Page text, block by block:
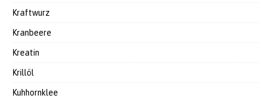
Kraftwurz
Kranbeere
Kreatin
Krillöl
Kuhhornklee